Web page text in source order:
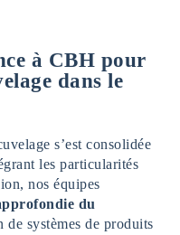
à CBH pour
dans le
s’est consolidée
les particularités
nos équipes
du
de systèmes de produits